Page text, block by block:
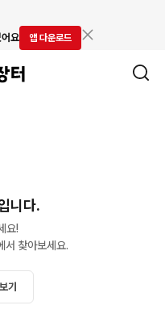
요 앱 다운로드
니다.
요!
서 찾아보세요.
기